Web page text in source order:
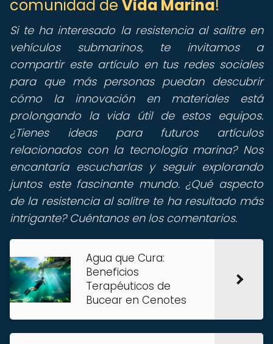
comunidad de Vida Marina!
Si te ha interesado la resistencia al salitre en
vehículos submarinos, te invitamos a
compartir este artículo en tus redes sociales
para que más personas puedan descubrir
cómo la innovación en materiales está
prolongando la vida útil de estos equipos.
¿Tienes ideas para futuros artículos
relacionados con la tecnología marina? Nos
encantaría escucharlas y seguir explorando
juntos este fascinante mundo. ¿Qué aspecto
de la resistencia al salitre te ha resultado más
intrigante? Cuéntanos en los comentarios.
Agua que Cura:
Beneficios
Terapéuticos de
Bucear en Cenotes